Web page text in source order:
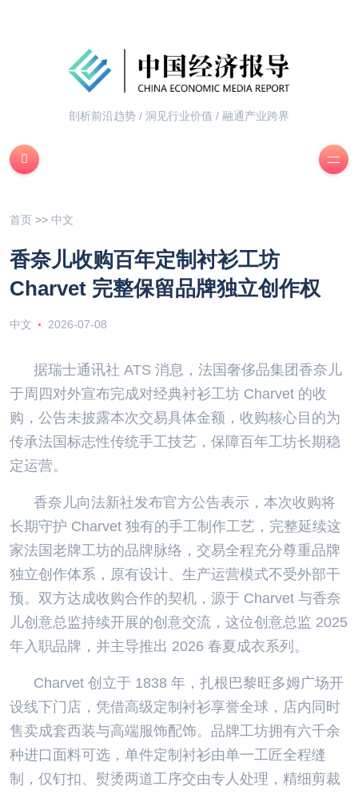
剖析前沿趋势 / 洞见行业价值 / 融通产业跨界
首页 >> 中文
香奈儿收购百年定制衬衫工坊
Charvet 完整保留品牌独立创作权
中文 2026-07-08
据瑞士通讯社 ATS 消息，法国奢侈品集团香奈儿
于周四对外宣布完成对经典衬衫工坊 Charvet 的收
购，公告未披露本次交易具体金额，收购核心目的为
传承法国标志性传统手工技艺，保障百年工坊长期稳
定运营。
香奈儿向法新社发布官方公告表示，本次收购将
长期守护 Charvet 独有的手工制作工艺，完整延续这
家法国老牌工坊的品牌脉络，交易全程充分尊重品牌
独立创作体系，原有设计、生产运营模式不受外部干
预。双方达成收购合作的契机，源于 Charvet 与香奈
儿创意总监持续开展的创意交流，这位创意总监 2025
年入职品牌，并主导推出 2026 春夏成衣系列。
Charvet 创立于 1838 年，扎根巴黎旺多姆广场开
设线下门店，凭借高级定制衬衫享誉全球，店内同时
售卖成套西装与高端服饰配饰。品牌工坊拥有六千余
种进口面料可选，单件定制衬衫由单一工匠全程缝
制，仅钉扣、熨烫两道工序交由专人处理，精细剪裁